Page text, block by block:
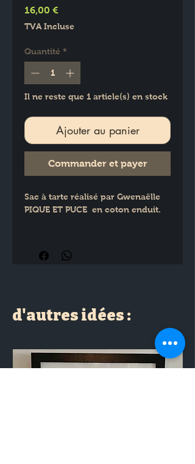
16,00 €
TVA Incluse
Quantité *
Il ne reste que 1 article(s) en stock
Ajouter au panier
Commander et payer
Sac à tarte réalisé par Gwenaëlle
PIQUE ET PUCE  en coton enduit.
d'autres idées :